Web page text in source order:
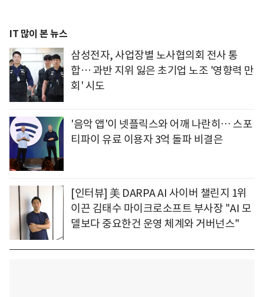
IT 많이 본 뉴스
삼성전자, 사업장별 노사협의회 전사 통
합… 과반 지위 잃은 초기업 노조 '영향력 만
회' 시도
'음악 앱'이 넷플릭스와 어깨 나란히… 스포
티파이 유료 이용자 3억 돌파 비결은
[인터뷰] 美 DARPA AI 사이버 챌린지 1위
이끈 김태수 마이크로소프트 부사장 "AI 모
델보다 중요한건 운영 체계와 거버넌스"